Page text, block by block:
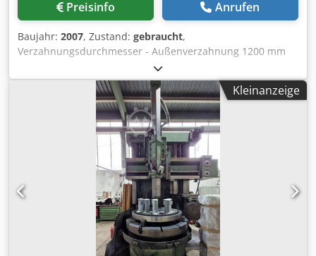
Preisinfo Anrufen
Baujahr: 2007, Zustand: gebraucht,
Verzahnungsdurchmesser - Außenverzahnung 1200 mm
Verzahnungsdurchmesser - Innenverzahnung 1200 mm
Verzahnungsbreite - max. 260 mm Steuerung Liebherr PC-
NC Werkstückdurchmesser - max. 1500 mm
Tischdurchmesser 900 mm Tischbohrungsdurchmesser
320 mm max. Tischbelastung 95 kN Antriebsleistung 30 kW
Kühlmittelpumpe 120 l/min Achabstand Stoßspindel -
Werkstücktisch 0-820 mm Stoßspindeldurchmesser 125
mm Werkzeugaufnahme SK 45 DIN Maschinengewicht ca.
26 t Raumbedarf ca. 8,073 x 6,183 x 4,375 m Hübe: -
Hublänge min./max. - 0 mm / 270 mm - Verstellbarkeit der
Hublänge - 270 mm - Hubzahl (Doppelhübe) - 10 bis 270
DH/min Ausstattung/Zubehör: - Späneförderer -
Schneideradhalteraufnahme SK 45 DIN - Kühler -
Kleinanzeige